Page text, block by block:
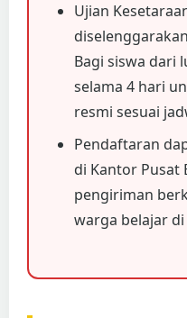
Ujian
Bagi siswa dari
selama 4 hari
resmi sesuai
Pendaftaran
di Kantor Pusat
pengiriman
warga belajar